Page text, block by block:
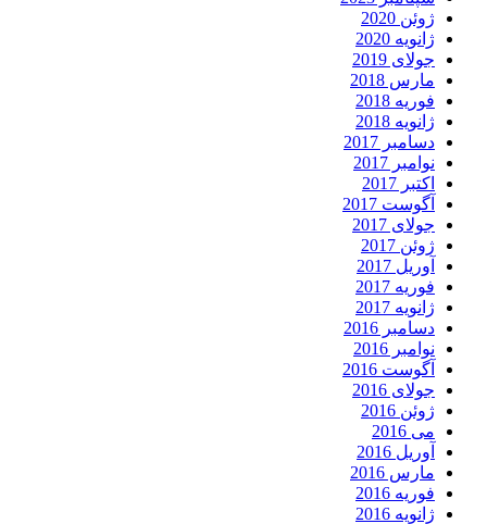
ژوئن 2020
ژانویه 2020
جولای 2019
مارس 2018
فوریه 2018
ژانویه 2018
دسامبر 2017
نوامبر 2017
اکتبر 2017
آگوست 2017
جولای 2017
ژوئن 2017
آوریل 2017
فوریه 2017
ژانویه 2017
دسامبر 2016
نوامبر 2016
آگوست 2016
جولای 2016
ژوئن 2016
می 2016
آوریل 2016
مارس 2016
فوریه 2016
ژانویه 2016